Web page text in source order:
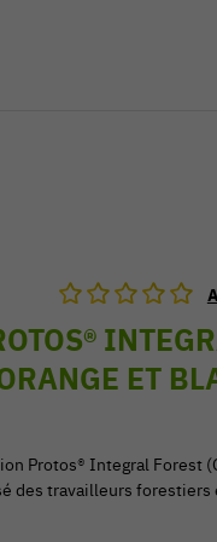
ET
Protos® Integral Forest
des travailleurs